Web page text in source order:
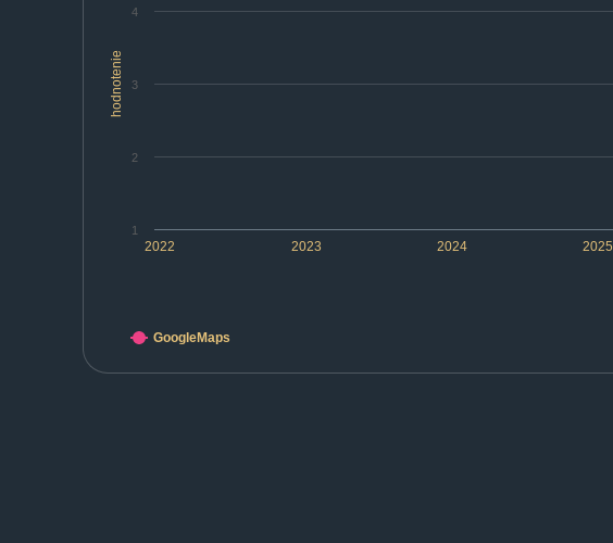
hodnotenie
2022 2023 2024 2025
1
2
3
4
GoogleMaps